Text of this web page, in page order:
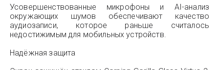
Усовершенствованные микрофоны и AI-анализ
окружающих шумов обеспечивают качество
аудиозаписи, которое раньше считалось
недостижимым для мобильных устройств.
Надёжная защита